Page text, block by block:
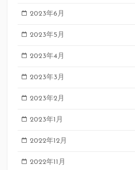
2023年6月
2023年5月
2023年4月
2023年3月
2023年2月
2023年1月
2022年12月
2022年11月